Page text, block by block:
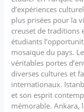
d’expériences
plus prisées pour la
creuset de traditions
étudiants
mosaïque du pays.
véritables portes
diverses cultures et
internationaux.
et son esprit
mémorable. Ankara,